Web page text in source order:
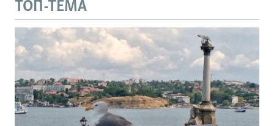
ТОП-ТЕМА